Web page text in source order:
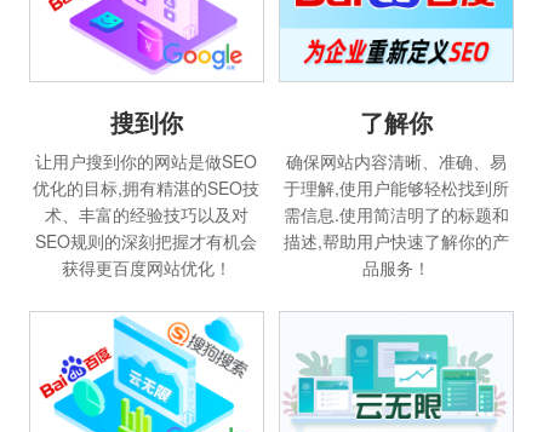
搜到你
让用户搜到你的网站是做SEO
优化的目标,拥有精湛的SEO技
术、丰富的经验技巧以及对
SEO规则的深刻把握才有机会
获得更百度网站优化！
了解你
确保网站内容清晰、准确、易
于理解,使用户能够轻松找到所
需信息.使用简洁明了的标题和
描述,帮助用户快速了解你的产
品服务！